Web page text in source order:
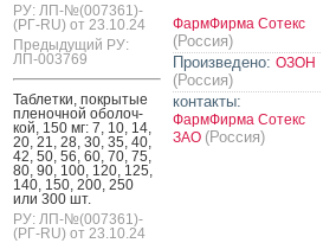
РУ: ЛП-№(007361)-
(РГ-RU) от 23.10.24
Предыдущий РУ:
ЛП-003769
Таб­летки, пок­ры­тые
пле­ноч­ной обо­лоч­
кой, 150 мг: 7, 10, 14,
20, 21, 28, 30, 35, 40,
42, 50, 56, 60, 70, 75,
80, 90, 100, 120, 125,
140, 150, 200, 250
или 300 шт.
РУ: ЛП-№(007361)-
(РГ-RU) от 23.10.24
ФармФирма Сотекс
(Россия)
Произведено: ОЗОН
(Россия)
контакты:
ФармФирма Сотекс
ЗАО (Россия)